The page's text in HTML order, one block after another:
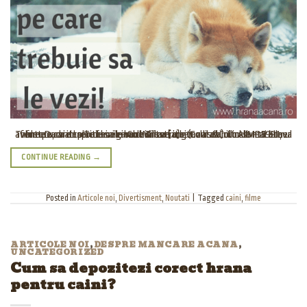
Tweet Daca iti plac filmele bune si esti iubitor al cainiilor sunt cateva filme pe care trebuie sa le vezi. Ti-am creat o lista cu cele mai bune filme cu si despre caini care chiar merita vazute! Colt Alb – 1991, aventura, drama Titlu original: White fang (Colt alb): Link IMDB Filmul Colt Alb a [...]
CONTINUE READING →
Posted in Articole noi Divertisment Noutati Tagged caini filme
ARTICOLE NOI,DESPRE MANCARE ACANA,
UNCATEGORIZED
Cum sa depozitezi corect hrana
pentru caini?